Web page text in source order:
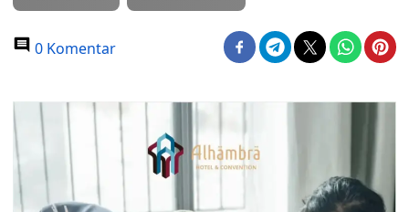
0 Komentar